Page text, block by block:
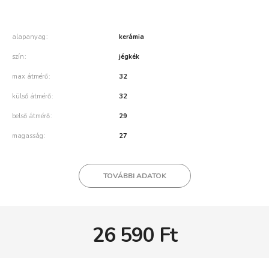
alapanyag kerámia
szín jégkék
max átmérő 32
külső átmérő 32
belső átmérő 29
magasság 27
TOVÁBBI ADATOK
26 590 Ft